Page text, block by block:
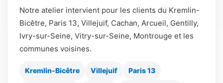
Notre atelier intervient pour les clients du Kremlin-
Bicêtre, Paris 13, Villejuif, Cachan, Arcueil, Gentilly,
Ivry-sur-Seine, Vitry-sur-Seine, Montrouge et les
communes voisines.
Kremlin-Bicêtre Villejuif Paris 13